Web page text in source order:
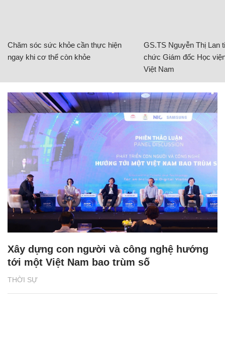
Chăm sóc sức khỏe cần thực hiện
ngay khi cơ thể còn khỏe
GS.TS Nguyễn Thị Lan
chức Giám đốc Học
Việt Nam
THỜI SỰ
Xây dựng con người và công nghệ hướng
tới một Việt Nam bao trùm số